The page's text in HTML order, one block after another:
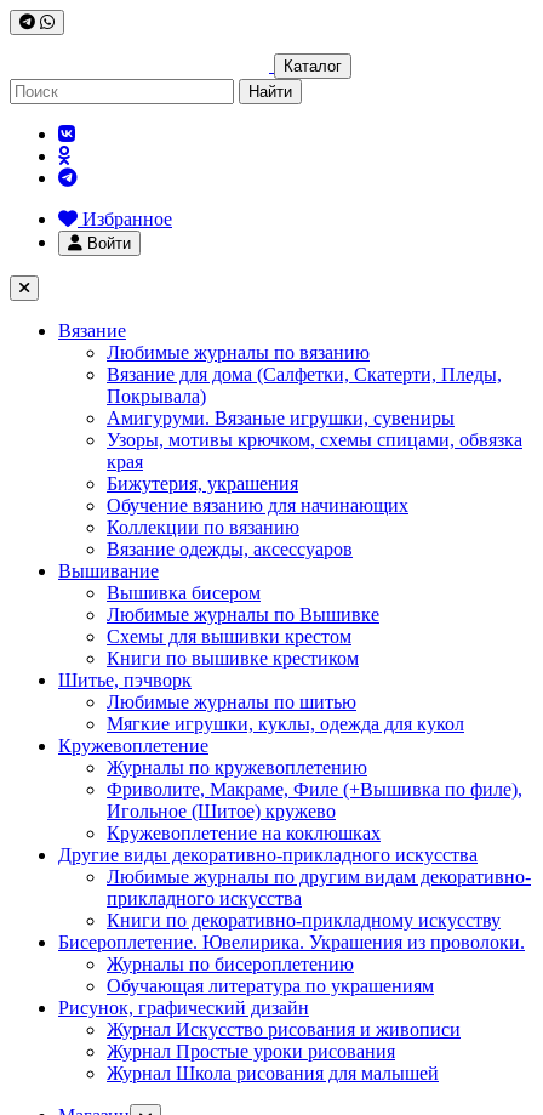
Каталог
Найти
Избранное
Войти
Вязание
Любимые журналы по вязанию
Вязание для дома (Салфетки, Скатерти, Пледы,
Покрывала)
Амигуруми. Вязаные игрушки, сувениры
Узоры, мотивы крючком, схемы спицами, обвязка
края
Бижутерия, украшения
Обучение вязанию для начинающих
Коллекции по вязанию
Вязание одежды, аксессуаров
Вышивание
Вышивка бисером
Любимые журналы по Вышивке
Схемы для вышивки крестом
Книги по вышивке крестиком
Шитье, пэчворк
Любимые журналы по шитью
Мягкие игрушки, куклы, одежда для кукол
Кружевоплетение
Журналы по кружевоплетению
Фриволите, Макраме, Филе (+Вышивка по филе),
Игольное (Шитое) кружево
Кружевоплетение на коклюшках
Другие виды декоративно-прикладного искусства
Любимые журналы по другим видам декоративно-
прикладного искусства
Книги по декоративно-прикладному искусству
Бисероплетение. Ювелирика. Украшения из проволоки.
Журналы по бисероплетению
Обучающая литература по украшениям
Рисунок, графический дизайн
Журнал Искусство рисования и живописи
Журнал Простые уроки рисования
Журнал Школа рисования для малышей